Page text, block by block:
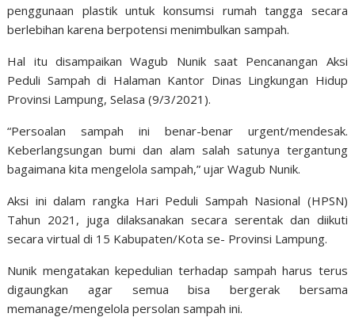
penggunaan plastik untuk konsumsi rumah tangga secara
berlebihan karena berpotensi menimbulkan sampah.
Hal itu disampaikan Wagub Nunik saat Pencanangan Aksi
Peduli Sampah di Halaman Kantor Dinas Lingkungan Hidup
Provinsi Lampung, Selasa (9/3/2021).
“Persoalan sampah ini benar-benar urgent/mendesak.
Keberlangsungan bumi dan alam salah satunya tergantung
bagaimana kita mengelola sampah,” ujar Wagub Nunik.
Aksi ini dalam rangka Hari Peduli Sampah Nasional (HPSN)
Tahun 2021, juga dilaksanakan secara serentak dan diikuti
secara virtual di 15 Kabupaten/Kota se- Provinsi Lampung.
Nunik mengatakan kepedulian terhadap sampah harus terus
digaungkan agar semua bisa bergerak bersama
memanage/mengelola persolan sampah ini.